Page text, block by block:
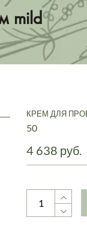
mild
КРЕМ ДЛЯ
50
4 638 руб.